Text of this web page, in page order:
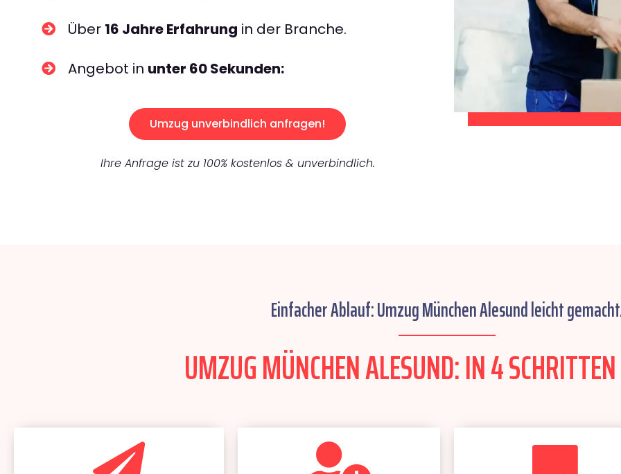
Über 16 Jahre Erfahrung in der Branche.
Angebot in unter 60 Sekunden:
Umzug unverbindlich anfragen!
Ihre Anfrage ist zu 100% kostenlos & unverbindlich.
Einfacher Ablauf: Umzug München Alesund leicht
UMZUG MÜNCHEN ALESUND: IN 4